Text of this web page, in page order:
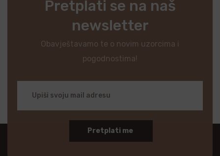
Pretplati se na naš
newsletter
Obavještavamo te o novim uzorcima i
pogodnostima!
Pretplati me